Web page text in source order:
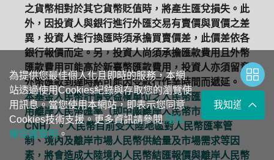
之貨幣相對於其它貨幣貶值時，將產生匯兌損失。此
外，因投資人與銀行進行外匯交易有賣價與買價之差
異，投資人進行換匯時須承擔買賣價差，此價差依各
銀行報價而定。另，投資人尚須承擔匯款費用且外幣
匯款費用可能高於新臺幣匯款費用，投資人亦須留意
外幣匯款到達時點可能因受款行作業時間而遞延。
本基金人民幣計價受益權單位之人民幣匯率主要係採
用離岸人民幣匯率（即中國離岸人民幣市場的匯率，
CNH）。人民幣目前受大陸地區對人民幣匯率管
制、境內及離岸市場人民幣供給量及市場需求等因
素，將會造成大陸境內人民幣結匯報價與離岸人民幣
為提供您最佳個人化且即時的服務，本網
站透過使用Cookies紀錄與存取您的瀏覽使
用訊息。當您使用本網站，即表示您同意
Cookies技術支援。更多資訊請參閱隱私
權保護聲明。
我知道了